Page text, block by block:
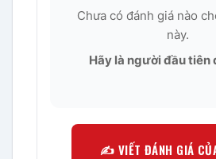
Chưa có đánh giá nào
này.
Hãy là người đầu tiên
✍️ VIẾT ĐÁNH GIÁ